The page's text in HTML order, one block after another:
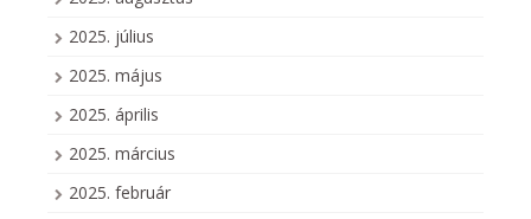
2025. július
2025. május
2025. április
2025. március
2025. február